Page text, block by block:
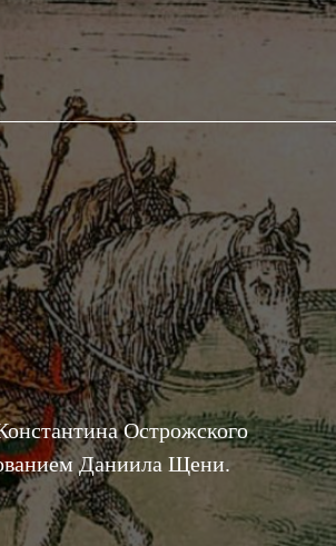
Острожского
Даниила Щени.